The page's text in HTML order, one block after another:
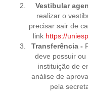
Vestibular
realizar o
precisar sair de
link https://
Transferência -
deve possuir
instituição de
análise de
pela